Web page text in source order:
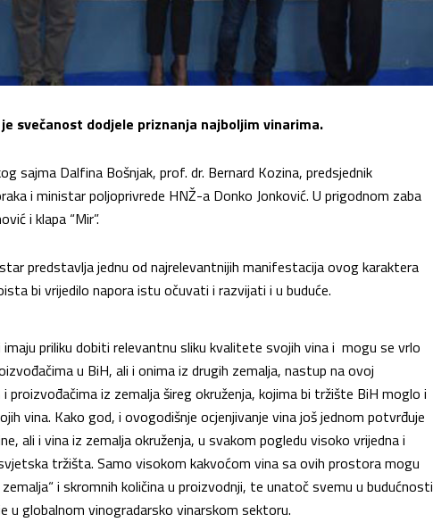
svečanost dodjele priznanja najboljim vinarima.
sajma Dalfina Bošnjak, prof. dr. Bernard Kozina, predsjednik
i ministar poljoprivrede HNŽ-a Donko Jonković. U prigodnom zaba
i klapa “Mir”.
predstavlja jednu od najrelevantnijih manifestacija ovog karaktera
bi vrijedilo napora istu očuvati i razvijati i u buduće.
priliku dobiti relevantnu sliku kvalitete svojih vina i mogu se vrlo
u BiH, ali i onima iz drugih zemalja, nastup na ovoj
iz zemalja šireg okruženja, kojima bi tržište BiH moglo i
vina. Kako god, i ovogodišnje ocjenjivanje vina još jednom potvrđuje
ali i vina iz zemalja okruženja, u svakom pogledu visoko vrijedna i
tržišta. Samo visokom kakvoćom vina sa ovih prostora mogu
i skromnih količina u proizvodnji, te unatoč svemu u budućnosti
globalnom vinogradarsko vinarskom sektoru.